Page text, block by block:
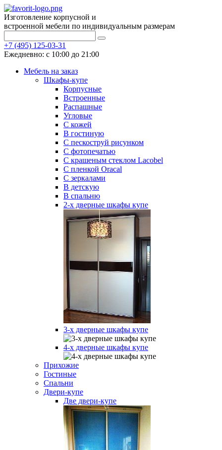
Изготовление корпусной и
встроенной мебели по индивидуальным размерам
+7 (495) 125-03-31
Ежедневно: с 10:00 до 21:00
Мебель на заказ
Шкафы-купе
Корпусные
Встроенные
Распашные
Угловые
С кожей
В гостиную
С пескоструй рисунком
С фотопечатью
С крашеным стеклом Lacobel
С пленкой Oracal
С зеркалами
В детскую
В спальню
2-х дверные шкафы купе
3-х дверные шкафы купе
4-х дверные шкафы купе
Прихожие
Гостиные
Спальни
Двери-купе
Две двери-купе